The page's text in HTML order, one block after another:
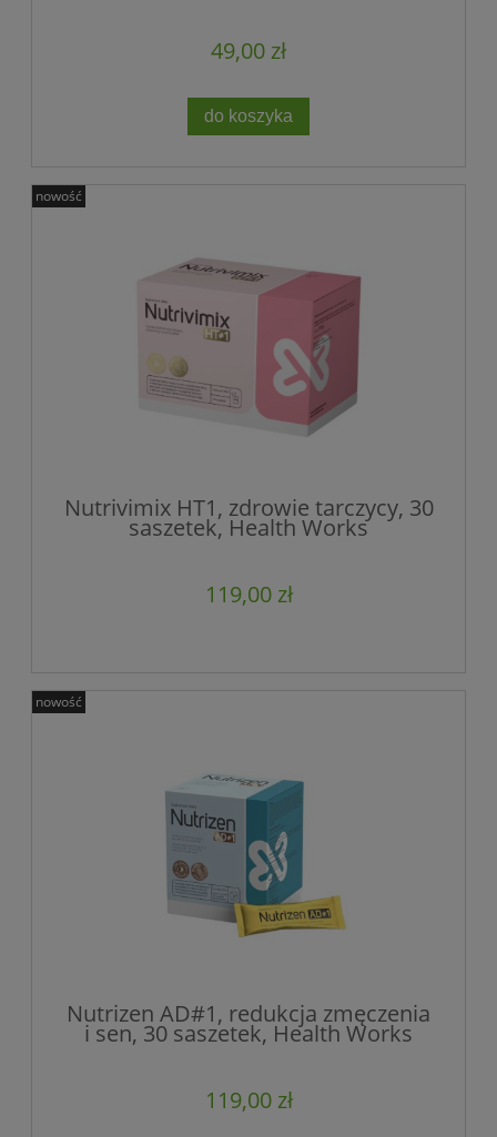
49,00 zł
do koszyka
Nutrivimix HT1, zdrowie tarczycy, 30
saszetek, Health Works
119,00 zł
nowość
Nutrizen AD#1, redukcja zmęczenia
i sen, 30 saszetek, Health Works
119,00 zł
nowość